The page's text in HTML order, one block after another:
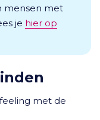
mensen met
je hier op
met de